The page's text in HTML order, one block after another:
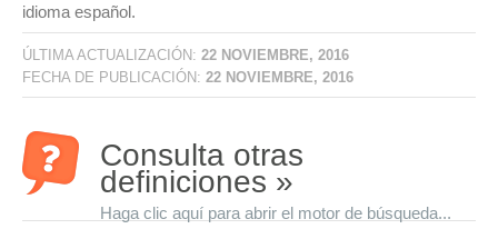
idioma español.
ÚLTIMA ACTUALIZACIÓN: 22 NOVIEMBRE, 2016
FECHA DE PUBLICACIÓN: 22 NOVIEMBRE, 2016
Consulta otras
definiciones »
Haga clic aquí para abrir el motor de búsqueda...